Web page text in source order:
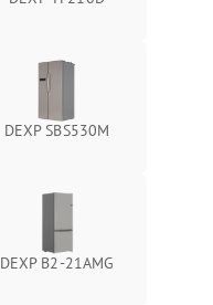
DEXP SBS530M
DEXP B2-21AMG